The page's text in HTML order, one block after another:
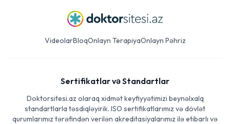
VideolarBloqOnlayn TerapiyaOnlayn Pəhriz
Sertifikatlar və Standartlar
Doktorsitesi.az olaraq xidmət keyfiyyətimizi beynəlxalq
standartlarla təsdiqləyirik. ISO sertifikatlarımız və dövlət
qurumlarımız tərəfindən verilən akreditasiyalarımız ilə etibarlı və